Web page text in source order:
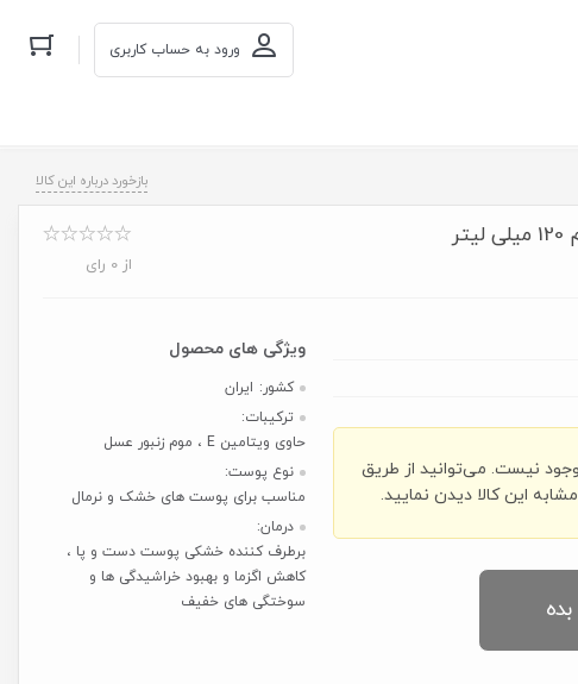
ورود به حساب کاربری
بازخورد درباره این کالا
از 0 رای
نیست. می‌توانید از طریق
این کالا دیدن نمایید.
کشور: ایران
ترکیبات:
حاوی ویتامین E ، موم زنبور عسل
نوع پوست:
مناسب برای پوست های خشک و نرمال
درمان:
برطرف کننده خشکی پوست دست و پا ،
کاهش اگزما و بهبود خراشیدگی ها و
سوختگی های خفیف